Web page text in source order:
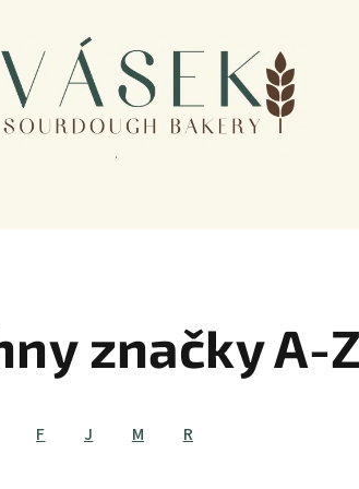
značky A-Z
F J M R